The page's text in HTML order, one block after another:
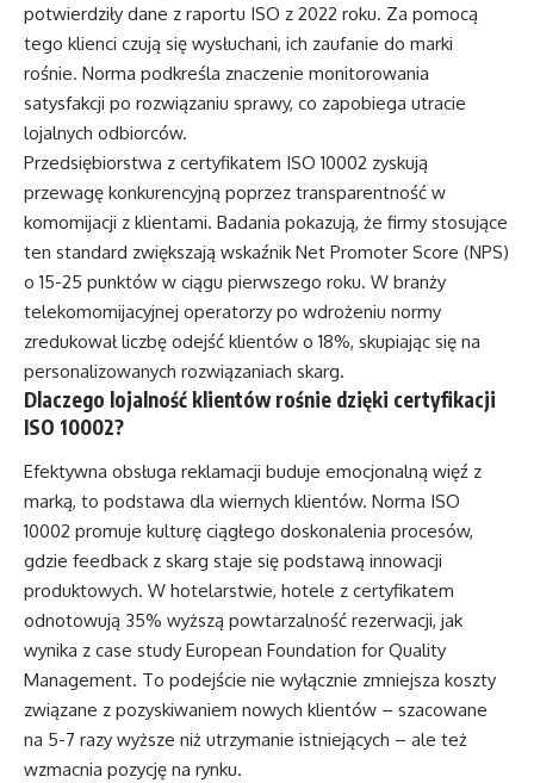
potwierdziły dane z raportu ISO z 2022 roku. Za pomocą
tego klienci czują się wysłuchani, ich zaufanie do marki
rośnie. Norma podkreśla znaczenie monitorowania
satysfakcji po rozwiązaniu sprawy, co zapobiega utracie
lojalnych odbiorców.
Przedsiębiorstwa z certyfikatem ISO 10002 zyskują
przewagę konkurencyjną poprzez transparentność w
komomijacji z klientami. Badania pokazują, że firmy stosujące
ten standard zwiększają wskaźnik Net Promoter Score (NPS)
o 15-25 punktów w ciągu pierwszego roku. W branży
telekomomijacyjnej operatorzy po wdrożeniu normy
zredukował liczbę odejść klientów o 18%, skupiając się na
personalizowanych rozwiązaniach skarg.
Dlaczego lojalność klientów rośnie dzięki certyfikacji
ISO 10002?
Efektywna obsługa reklamacji buduje emocjonalną więź z
marką, to podstawa dla wiernych klientów. Norma ISO
10002 promuje kulturę ciągłego doskonalenia procesów,
gdzie feedback z skarg staje się podstawą innowacji
produktowych. W hotelarstwie, hotele z certyfikatem
odnotowują 35% wyższą powtarzalność rezerwacji, jak
wynika z case study European Foundation for Quality
Management. To podejście nie wyłącznie zmniejsza koszty
związane z pozyskiwaniem nowych klientów – szacowane
na 5-7 razy wyższe niż utrzymanie istniejących – ale też
wzmacnia pozycję na rynku.